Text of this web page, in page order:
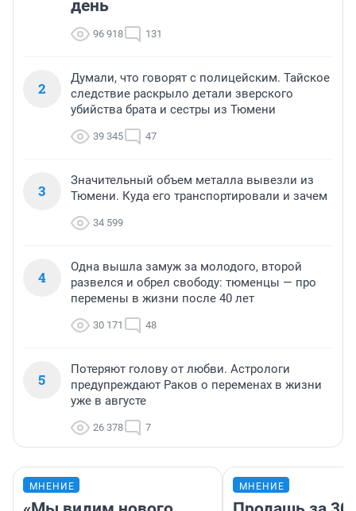
день
96 918 131
2
Думали, что говорят с полицейским. Тайское
следствие раскрыло детали зверского
убийства брата и сестры из Тюмени
39 345 47
3
Значительный объем металла вывезли из
Тюмени. Куда его транспортировали и зачем
34 599
4
Одна вышла замуж за молодого, второй
развелся и обрел свободу: тюменцы — про
перемены в жизни после 40 лет
30 171 48
5
Потеряют голову от любви. Астрологи
предупреждают Раков о переменах в жизни
уже в августе
26 378 7
МНЕНИЕ МНЕНИЕ